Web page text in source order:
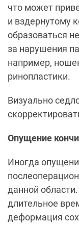
что может
и вздернутому
образоваться
за нарушения
например,
ринопластики.
Визуально
Опущение
Иногда
данной
длительное
деформация